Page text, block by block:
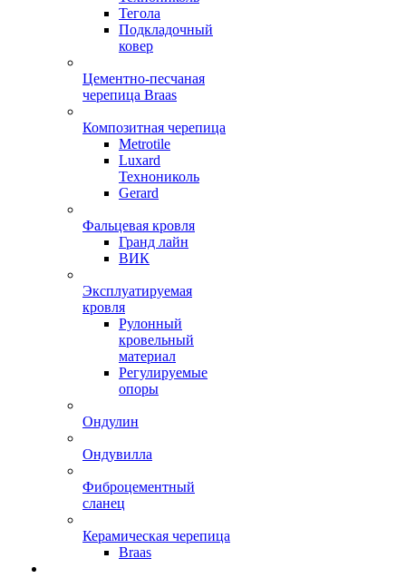
Тегола
Подкладочный
ковер
Цементно-песчаная
черепица Braas
Композитная черепица
Metrotile
Luxard
Технониколь
Gerard
Фальцевая кровля
Гранд лайн
ВИК
Эксплуатируемая
кровля
Рулонный
кровельный
материал
Регулируемые
опоры
Ондулин
Ондувилла
Фиброцементный
сланец
Керамическая черепица
Braas